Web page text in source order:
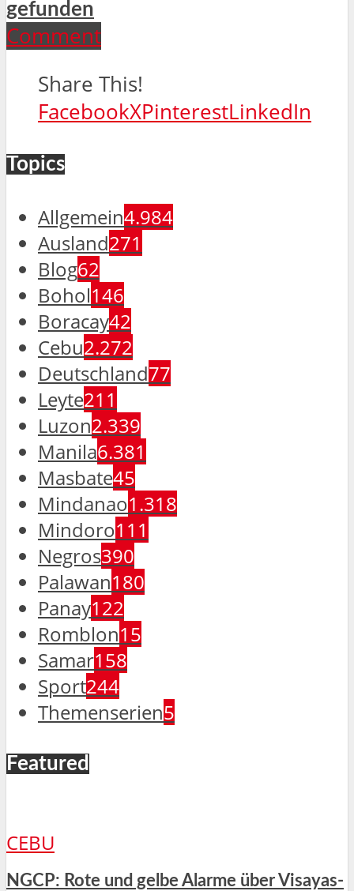
gefunden
Comment
Share This!
FacebookXPinterestLinkedIn
Topics
Allgemein4.984
Ausland271
Blog62
Bohol146
Boracay42
Cebu2.272
Deutschland77
Leyte211
Luzon2.339
Manila6.381
Masbate45
Mindanao1.318
Mindoro111
Negros390
Palawan180
Panay122
Romblon15
Samar158
Sport244
Themenserien5
Featured
CEBU
NGCP: Rote und gelbe Alarme über Visayas-